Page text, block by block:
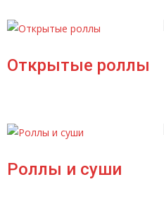
Открытые роллы
Роллы и суши